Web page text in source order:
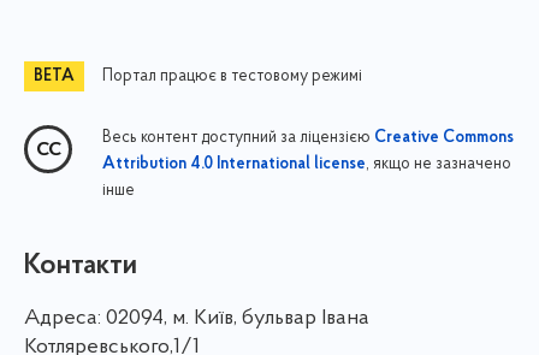
Портал працює в тестовому режимі
Весь контент доступний за ліцензією Creative Commons
Attribution 4.0 International license, якщо не зазначено
інше
Контакти
Адреса: 02094, м. Київ, бульвар Івана
Котляревського,1/1